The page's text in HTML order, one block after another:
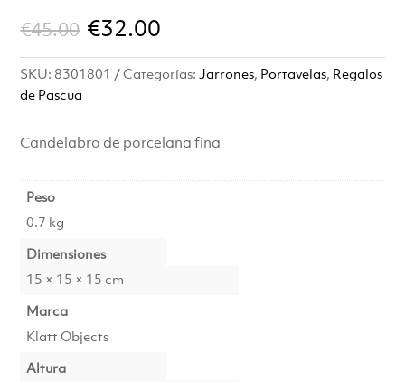
€45.00 El
precio
original
era:
€32.00
precio
es:
SKU: 8301801 Categorías:Jarrones, Portavelas, Regalos
de Pascua
Candelabro de porcelana fina
Peso
0.7 kg
Dimensiones
15 × 15 × 15 cm
Marca
Klatt Objects
Altura